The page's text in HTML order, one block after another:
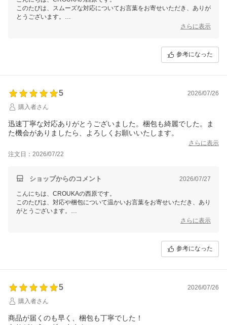
このたびは、スムーズな対応についてお言葉をお寄せいただき、ありが
とうございます。
安心してお買い物をしていただけたご様子を伺い、うれしく思っており
さらに表示
参考になった
5
2026/07/26
購入者さん
迅速丁寧な対応ありがとうございました。梱包も綺麗でした。ま
た機会がありましたら、よろしくお願いいたします。
さらに表示
注文日：2026/07/22
ショップからのコメント 2026/07/27
こんにちは、CROUKAの西原です。
このたびは、対応や梱包について温かいお言葉をお寄せいただき、あり
がとうございます。
気持ちよくお買い物をしていただけたご様子を伺い、安心いたしまし
さらに表示
参考になった
5
2026/07/26
購入者さん
商品が届くのも早く、梱包も丁寧でした！